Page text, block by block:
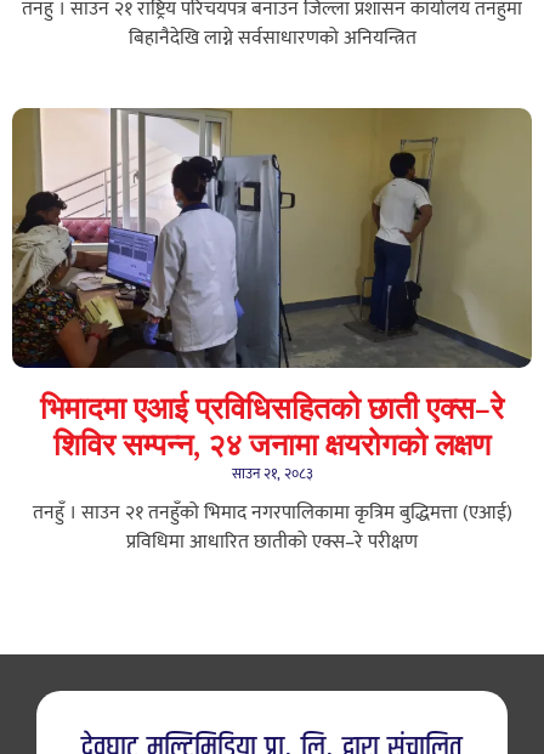
तनहुँ । साउन २१ राष्ट्रिय परिचयपत्र बनाउन जिल्ला प्रशासन कार्यालय तनहुँमा
बिहानैदेखि लाग्ने सर्वसाधारणको अनियन्त्रित
भिमादमा एआई प्रविधिसहितको छाती एक्स–रे
शिविर सम्पन्न, २४ जनामा क्षयरोगको लक्षण
साउन २१, २०८३
तनहुँ । साउन २१ तनहुँको भिमाद नगरपालिकामा कृत्रिम बुद्धिमत्ता (एआई)
प्रविधिमा आधारित छातीको एक्स–रे परीक्षण
देवघाट मल्टिमिडिया प्रा. लि. द्वारा संचालित